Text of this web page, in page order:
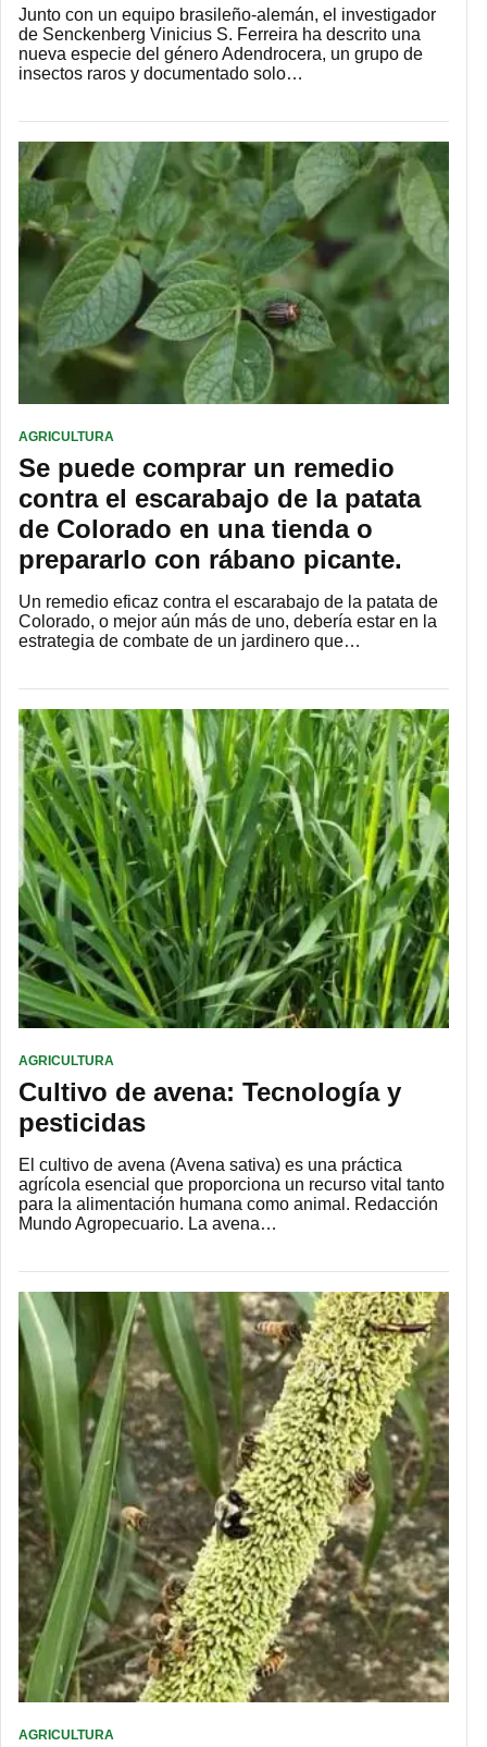
Junto con un equipo brasileño-alemán, el investigador
de Senckenberg Vinicius S. Ferreira ha descrito una
nueva especie del género Adendrocera, un grupo de
insectos raros y documentado solo…
AGRICULTURA
Se puede comprar un remedio
contra el escarabajo de la patata
de Colorado en una tienda o
prepararlo con rábano picante.
Un remedio eficaz contra el escarabajo de la patata de
Colorado, o mejor aún más de uno, debería estar en la
estrategia de combate de un jardinero que…
AGRICULTURA
Cultivo de avena: Tecnología y
pesticidas
El cultivo de avena (Avena sativa) es una práctica
agrícola esencial que proporciona un recurso vital tanto
para la alimentación humana como animal. Redacción
Mundo Agropecuario. La avena…
AGRICULTURA